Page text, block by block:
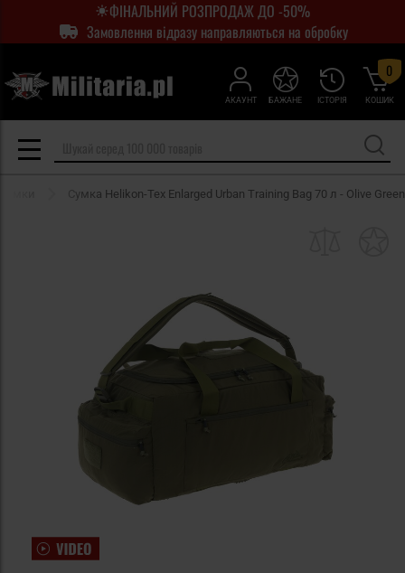
ФІНАЛЬНИЙ РОЗПРОДАЖ ДО -50%
Замовлення відразу направляються на обробку
АКАУНТ ІСТОРІЯ
БАЖАНЕ КОШИК
0
Сумка Helikon-Tex Enlarged Urban Training Bag 70 л - Olive Green